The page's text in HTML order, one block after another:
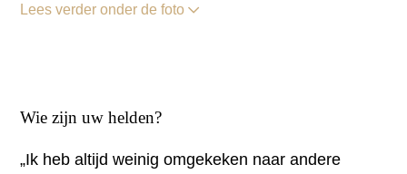
Lees verder onder de foto
Wie zijn uw helden?
„Ik heb altijd weinig omgekeken naar andere